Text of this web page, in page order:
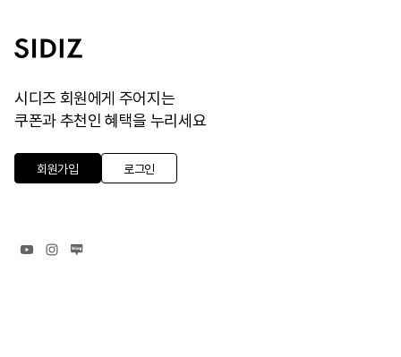
시디즈 회원에게 주어지는
쿠폰과 추천인 혜택을 누리세요
회원가입 로그인